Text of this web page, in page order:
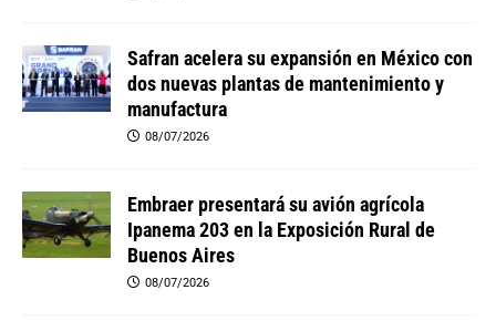
Safran acelera su expansión en México con
dos nuevas plantas de mantenimiento y
manufactura
08/07/2026
Embraer presentará su avión agrícola
Ipanema 203 en la Exposición Rural de
Buenos Aires
08/07/2026